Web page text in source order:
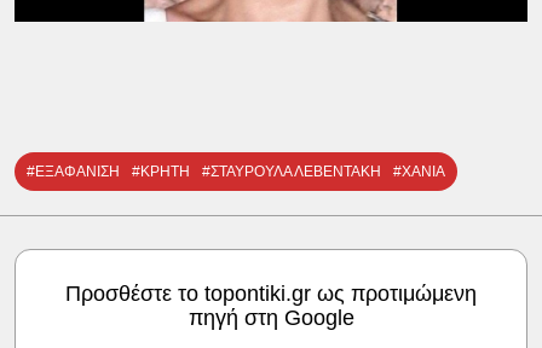
#ΕΞΑΦΑΝΙΣΗ #ΚΡΗΤΗ #ΣΤΑΥΡΟΥΛΑ ΛΕΒΕΝΤΑΚΗ #ΧΑΝΙΑ
Προσθέστε το topontiki.gr ως προτιμώμενη
πηγή στη Google